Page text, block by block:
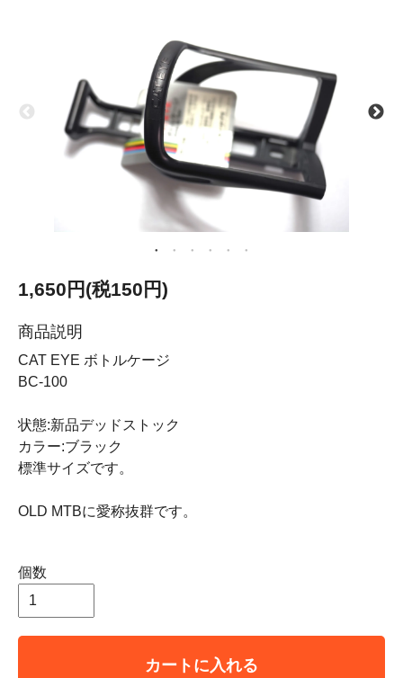
1,650円(税150円)
商品説明
CAT EYE ボトルケージ
BC-100
状態:新品デッドストック
カラー:ブラック
標準サイズです。
OLD MTBに愛称抜群です。
個数
カートに入れる